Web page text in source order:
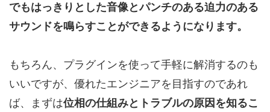
でもはっきりとした音像とパンチのある迫力のある
サウンドを鳴らすことができるようになります。
もちろん、プラグインを使って手軽に解消するのも
いいですが、優れたエンジニアを目指すのであれ
ば、まずは位相の仕組みとトラブルの原因を知るこ